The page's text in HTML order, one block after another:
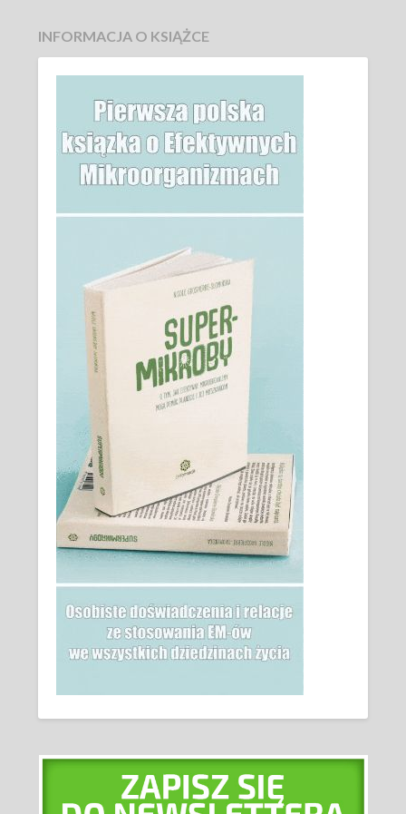
INFORMACJA O KSIĄŻCE